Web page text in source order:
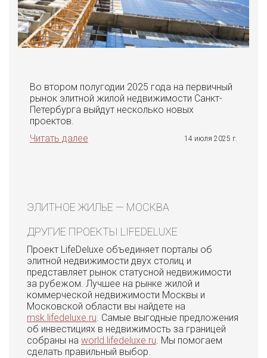
Во втором полугодии 2025 года на первичный
рынок элитной жилой недвижимости Санкт-
Петербурга выйдут несколько новых
проектов.
Читать далее
14 июля 2025 г.
ЭЛИТНОЕ ЖИЛЬЕ — МОСКВА
ДРУГИЕ ПРОЕКТЫ LIFEDELUXE
Проект LifeDeluxe объединяет порталы об
элитной недвижимости двух столиц и
представляет рынок статусной недвижимости
за рубежом. Лучшее на рынке жилой и
коммерческой недвижимости Москвы и
Московской области вы найдете на
msk.lifedeluxe.ru . Самые выгодные предложения
об инвестициях в недвижимость за границей
собраны на world.lifedeluxe.ru . Мы помогаем
сделать правильный выбор.